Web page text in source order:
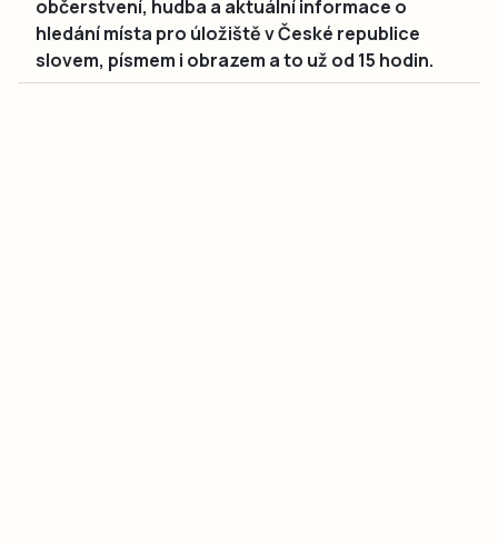
občerstvení, hudba a aktuální informace o
hledání místa pro úložiště v České republice
slovem, písmem i obrazem a to už od 15 hodin.